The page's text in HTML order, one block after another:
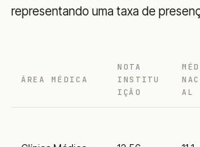
representando uma taxa de
ÁREA MÉDICA
NOTA
INSTITU
IÇÃO
AL